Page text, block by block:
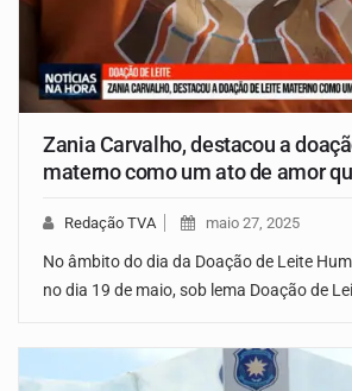
Zania Carvalho, destacou a
materno como um ato de amor
Redação TVA maio 27, 2025
No âmbito do dia da Doação de Leite
no dia 19 de maio, sob lema Doação de